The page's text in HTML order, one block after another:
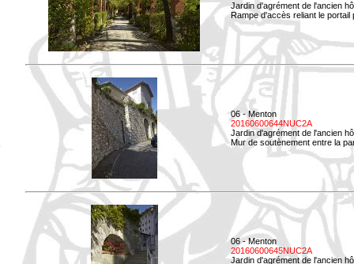
Jardin d'agrément de l'ancien
Rampe d'accès reliant le portail
06 - Menton
20160600644NUC2A
Jardin d'agrément de l'ancien
Mur de soutènement entre la
06 - Menton
20160600645NUC2A
Jardin d'agrément de l'ancien